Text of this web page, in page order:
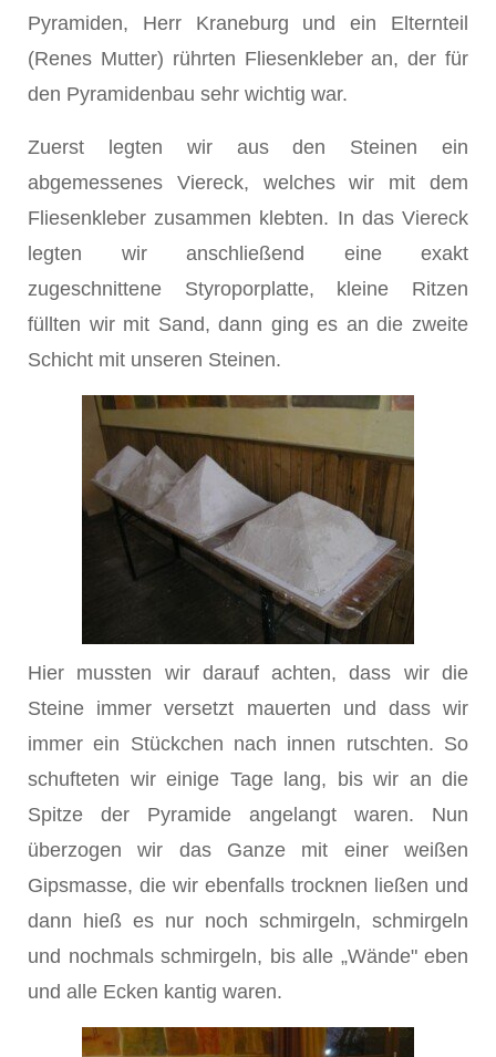
Pyramiden, Herr Kraneburg und ein Elternteil
(Renes Mutter) rührten Fliesenkleber an, der für
den Pyramidenbau sehr wichtig war.
Zuerst legten wir aus den Steinen ein
abgemessenes Viereck, welches wir mit dem
Fliesenkleber zusammen klebten. In das Viereck
legten wir anschließend eine exakt
zugeschnittene Styroporplatte, kleine Ritzen
füllten wir mit Sand, dann ging es an die zweite
Schicht mit unseren Steinen.
Hier mussten wir darauf achten, dass wir die
Steine immer versetzt mauerten und dass wir
immer ein Stückchen nach innen rutschten. So
schufteten wir einige Tage lang, bis wir an die
Spitze der Pyramide angelangt waren. Nun
überzogen wir das Ganze mit einer weißen
Gipsmasse, die wir ebenfalls trocknen ließen und
dann hieß es nur noch schmirgeln, schmirgeln
und nochmals schmirgeln, bis alle „Wände" eben
und alle Ecken kantig waren.